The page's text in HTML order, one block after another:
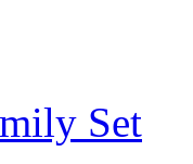
Set